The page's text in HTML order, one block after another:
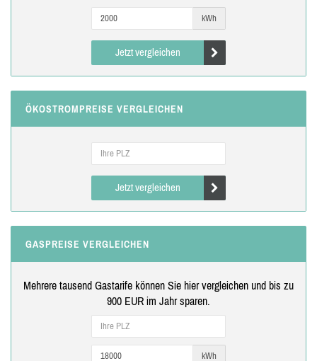
kWh
Jetzt vergleichen
ÖKOSTROMPREISE VERGLEICHEN
Jetzt vergleichen
GASPREISE VERGLEICHEN
Mehrere tausend Gastarife können Sie hier vergleichen und bis zu
900 EUR im Jahr sparen.
kWh